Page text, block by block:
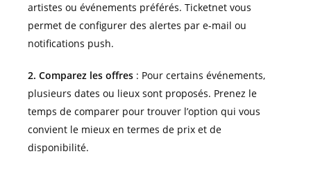
artistes ou événements préférés. Ticketnet vous
permet de configurer des alertes par e-mail ou
notifications push.
2. Comparez les offres : Pour certains événements,
plusieurs dates ou lieux sont proposés. Prenez le
temps de comparer pour trouver l’option qui vous
convient le mieux en termes de prix et de
disponibilité.